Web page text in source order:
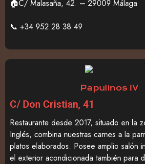
🏠C/ Malasaña, 42. – 29009 Málaga
📞 +34 952 28 38 49
Papulinos IV
C/ Don Cristian, 41
Restaurante desde 2017, situado en la
Inglés, combina nuestras carnes a la
platos elaborados. Posee amplio salón
el exterior acondicionada también para